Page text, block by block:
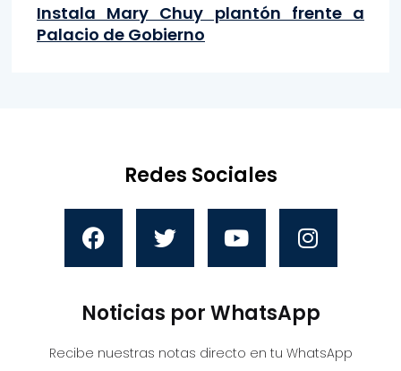
Instala Mary Chuy plantón frente a
Palacio de Gobierno
Redes Sociales
Noticias por WhatsApp
Recibe nuestras notas directo en tu WhatsApp